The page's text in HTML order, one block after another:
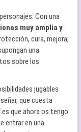
Con una
muy amplia y
cura, mejora,
una
sobre los
jugables
que cuesta
que ahora os tengo
entrar en una